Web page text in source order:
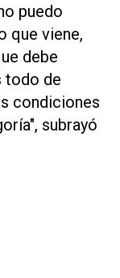
puedo
que viene,
debe
todo de
condiciones
subrayó